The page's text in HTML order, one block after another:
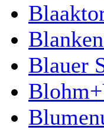
Blauer